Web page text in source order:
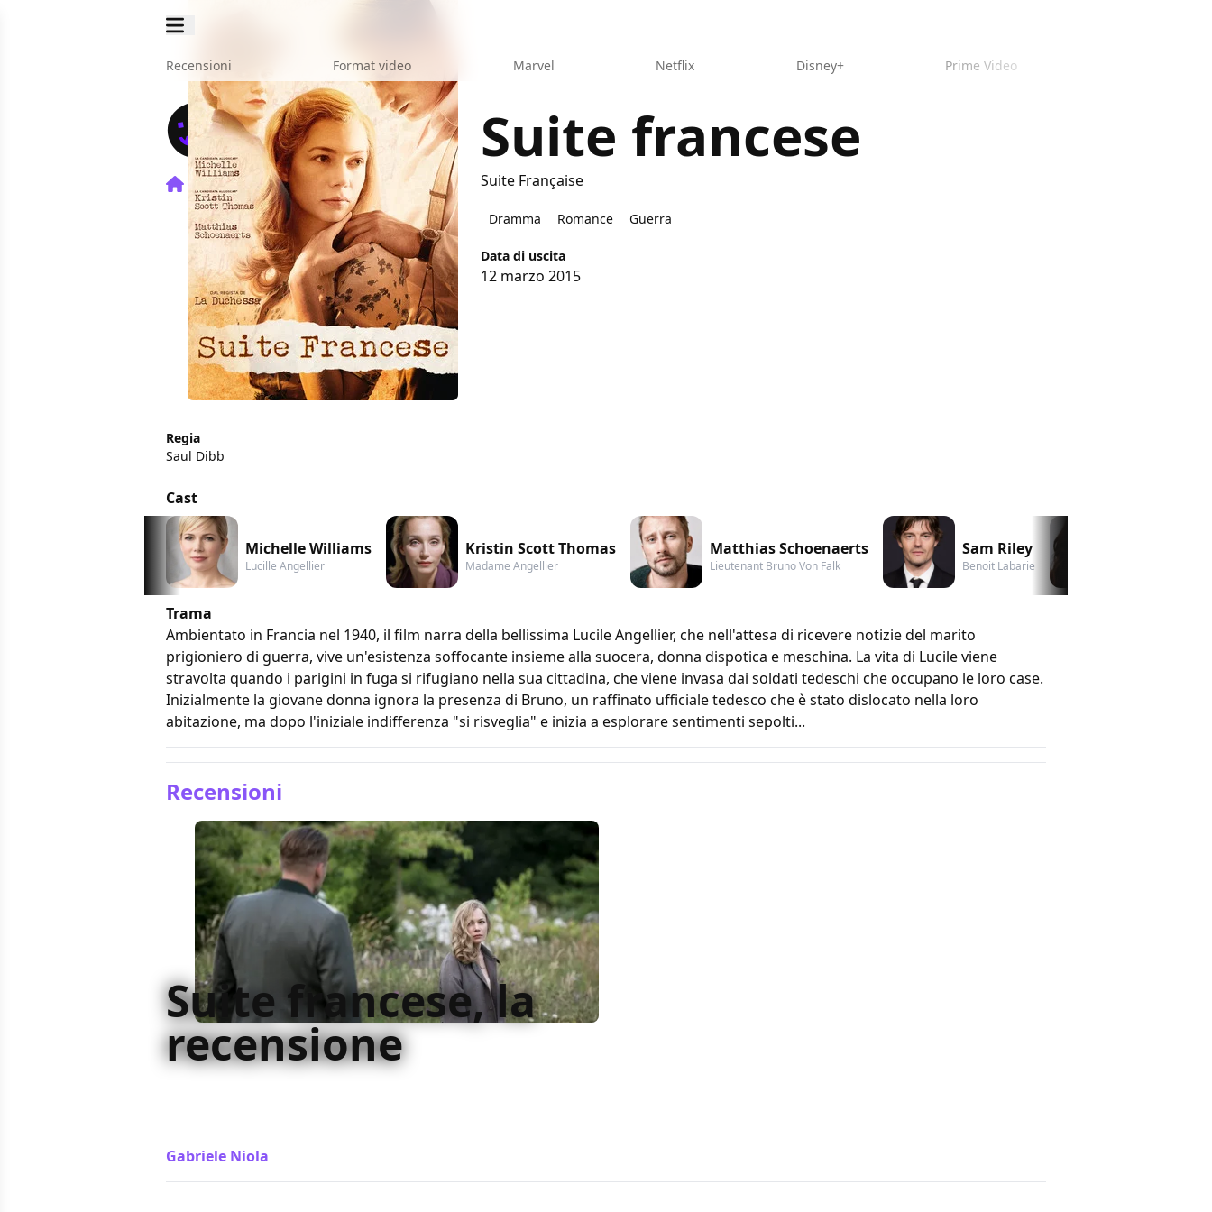
Recensioni Format video Marvel Netflix Disney+ Prime Video
Home Film Suite Francese
Suite francese
Suite Française
Dramma Romance Guerra
Data di uscita
12 marzo 2015
Regia
Saul Dibb
Cast
Michelle Williams
Lucille Angellier
Kristin Scott Thomas
Madame Angellier
Matthias Schoenaerts
Lieutenant Bruno Von Falk
Sam Riley
Benoit Labarie
Trama
Ambientato in Francia nel 1940, il film narra della bellissima Lucile Angellier, che nell'attesa di ricevere notizie del marito
prigioniero di guerra, vive un'esistenza soffocante insieme alla suocera, donna dispotica e meschina. La vita di Lucile viene
stravolta quando i parigini in fuga si rifugiano nella sua cittadina, che viene invasa dai soldati tedeschi che occupano le loro case.
Inizialmente la giovane donna ignora la presenza di Bruno, un raffinato ufficiale tedesco che è stato dislocato nella loro
abitazione, ma dopo l'iniziale indifferenza "si risveglia" e inizia a esplorare sentimenti sepolti...
Recensioni
Suite francese, la
recensione
Gabriele Niola